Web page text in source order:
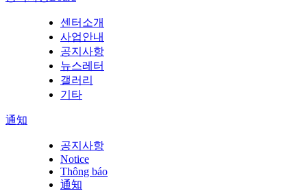
센터소개
사업안내
공지사항
뉴스레터
갤러리
기타
通知
공지사항
Notice
Thông báo
通知